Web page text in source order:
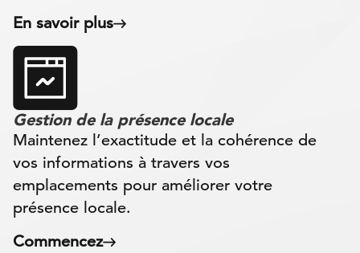
En savoir plus
Gestion de la présence locale
Maintenez l’exactitude et la cohérence de
vos informations à travers vos
emplacements pour améliorer votre
présence locale.
Commencez